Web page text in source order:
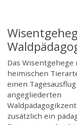
Das
heimischen
einen
angegliederten
zusätzlich ein